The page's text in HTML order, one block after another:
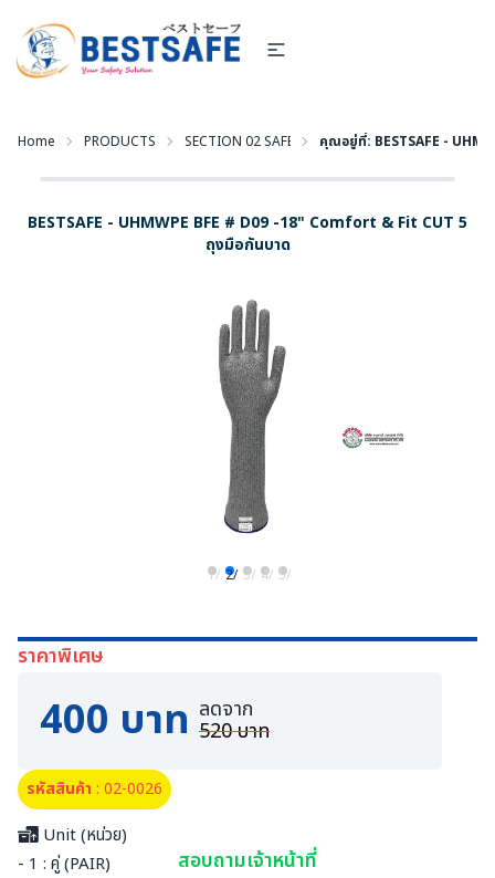
Home PRODUCTS SECTION 02 SAFETY GLOVES - ถุงมือนิรภัย
คุณอยู่ที่: BESTSAFE -
BESTSAFE - UHMWPE BFE # D09 -18" Comfort & Fit CUT 5
ถุงมือกันบาด
1/ 2/ 3/ 4/ 5/
ราคาพิเศษ
400 บาท ลดจาก
520 บาท
รหัสสินค้า : 02-0026
Unit (หน่วย)
- 1 : คู่ (PAIR)
สอบถามเจ้าหน้าที่